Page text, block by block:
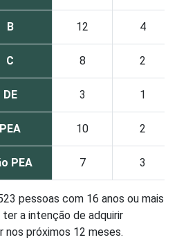
B 12 4
C 8 2
DE 3 1
PEA 10 2
PEA 7 3
pessoas com 16 anos ou mais
a intenção de adquirir
próximos 12 meses.